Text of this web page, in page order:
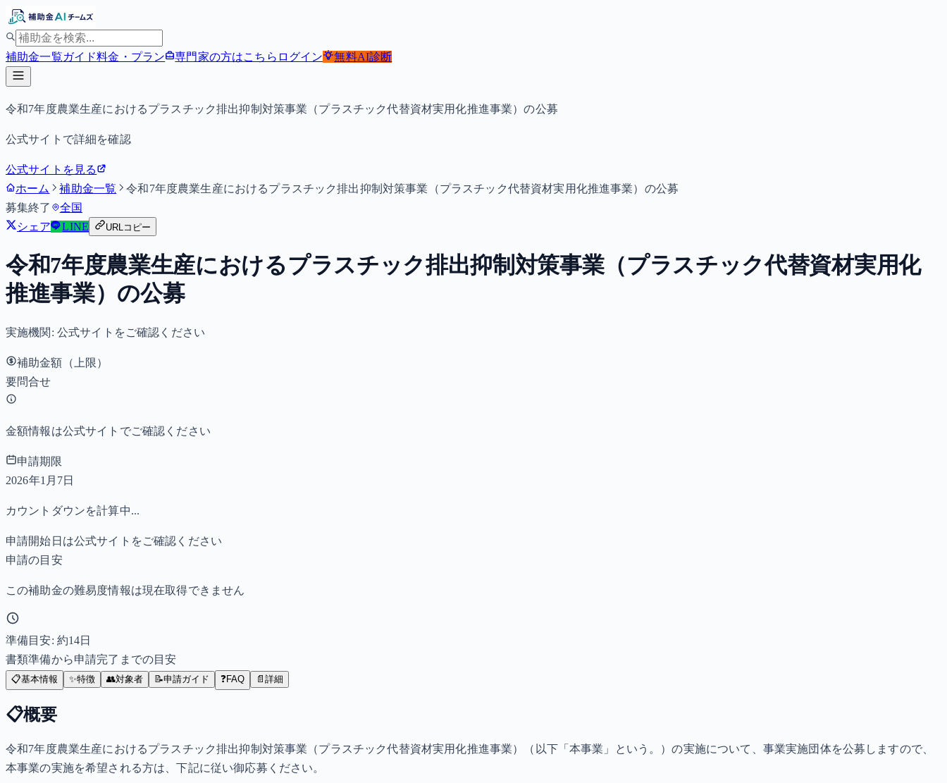
補助金一覧ガイド料金・プラン 専門家の方はこちら ログイン 無料AI診断
令和7年度農業生産におけるプラスチック排出抑制対策事業（プラスチック代替資材実用化推進事業）の公募
公式サイトで詳細を確認
公式サイトを見る
ホーム
補助金一覧
令和7年度農業生産におけるプラスチック排出抑制対策事業（プラスチック代替資材実用化推進事業）の公募
募集終了
全国
シェア
LINE URLコピー
令和7年度農業生産におけるプラスチック排出抑制対策事業（プラスチック代替資材実用化
推進事業）の公募
実施機関: 公式サイトをご確認ください
補助金額（上限）
要問合せ
金額情報は公式サイトでご確認ください
申請期限
2026年1月7日
カウントダウンを計算中...
申請開始日は公式サイトをご確認ください
申請の目安
この補助金の難易度情報は現在取得できません
準備目安: 約14日
書類準備から申請完了までの目安
📋基本情報 ✨特徴 👥対象者 📝申請ガイド ❓FAQ 📄 詳細
📋概要
令和7年度農業生産におけるプラスチック排出抑制対策事業（プラスチック代替資材実用化推進事業）（以下「本事業」という。）の実施について、事業実施団体を公募しますので、
本事業の実施を希望される方は、下記に従い御応募ください。